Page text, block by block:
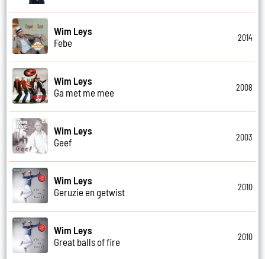
Wim Leys
Febe
2014
Wim Leys
Ga met me mee
2008
Wim Leys
Geef
2003
Wim Leys
Geruzie en getwist
2010
Wim Leys
Great balls of fire
2010